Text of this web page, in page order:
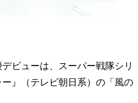
ビューは、スーパー戦隊シリ
』（テレビ朝日系）の「風の